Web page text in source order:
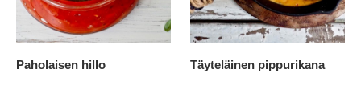
Paholaisen hillo Täyteläinen pippurikana